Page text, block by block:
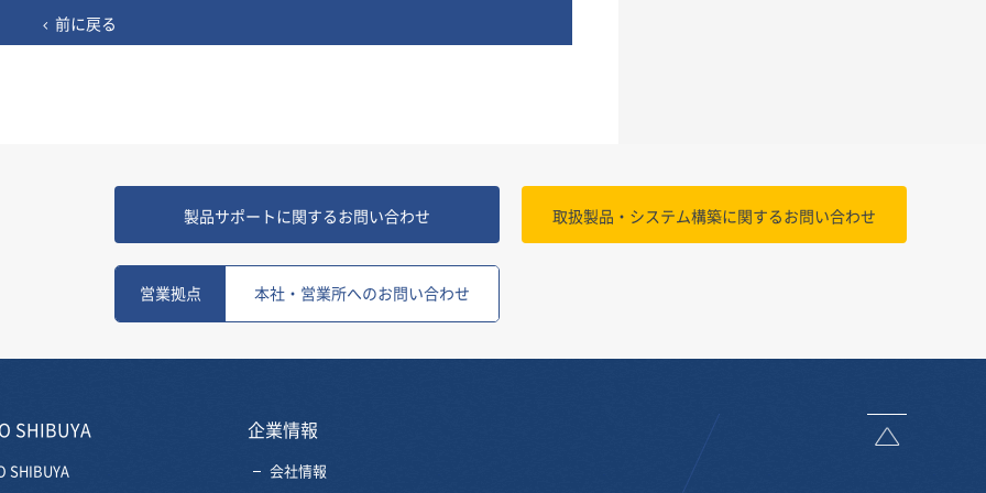
前に戻る
製品サポートに関するお問い合わせ 取扱製品・システム構築に関するお問い合わせ
営業拠点 本社・営業所へのお問い合わせ
SHIBUYA
SHIBUYA
企業情報
会社情報